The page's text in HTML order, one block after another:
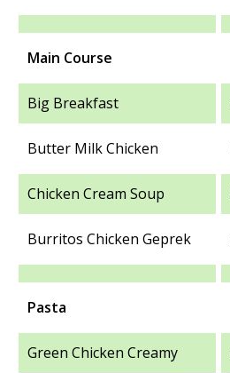
Main Course
Big Breakfast
Butter Milk Chicken
Chicken Cream Soup
Burritos Chicken Geprek
Pasta
Green Chicken Creamy